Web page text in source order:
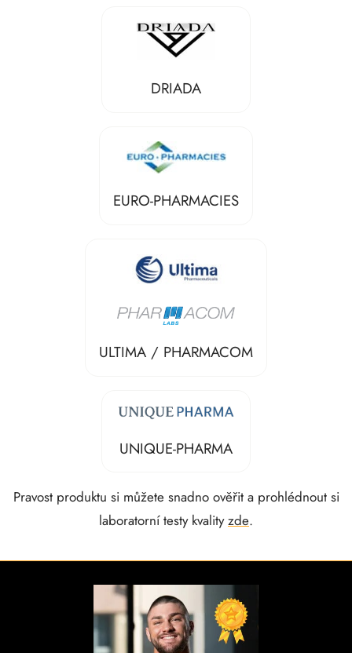
DRIADA
EURO-PHARMACIES
ULTIMA / PHARMACOM
UNIQUE-PHARMA
Pravost produktu si můžete snadno ověřit a prohlédnout si
laboratorní testy kvalityzde.